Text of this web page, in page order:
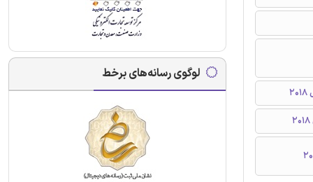
لوگوی رسانه‌های برخط